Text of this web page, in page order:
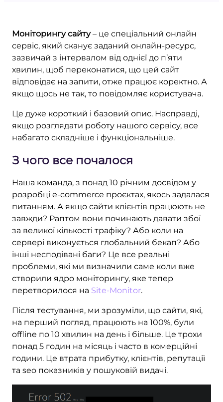
Моніторингу сайту– це спеціальний онлайн
сервіс, який сканує заданий онлайн-ресурс,
зазвичай з інтервалом від однієї до п’яти
хвилин, щоб переконатися, що цей сайт
відповідає на запити, отже працює коректно. А
якщо щось не так, то повідомляє користувача.
Це дуже короткий і базовий опис. Насправді,
якщо розглядати роботу нашого сервісу, все
набагато складніше і функціональніше.
З чого все почалося
Наша команда, з понад 10 річним досвідом у
розробці e-commerce проєктах, якось задалася
питанням. А якщо сайти клієнтів працюють не
завжди? Раптом вони починають давати збої
за великої кількості трафіку? Або коли на
сервері виконується глобальний бекап? Або
інші несподівані баги? Це все реальні
проблеми, які ми визначили саме коли вже
створили ядро моніторингу, яке тепер
перетворилося на Site-Monitor.
Після тестування, ми зрозуміли, що сайти, які,
на перший погляд, працюють на 100%, були
offline по 10 хвилин на день і більше. Це трохи
понад 5 годин на місяць і часто в комерційні
години. Це втрата прибутку, клієнтів, репутації
та seo показників у пошуковій видачі.